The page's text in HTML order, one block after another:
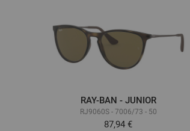
RAY-BAN - JUNIOR
RJ9060S - 7006/73 - 50
87,94 €